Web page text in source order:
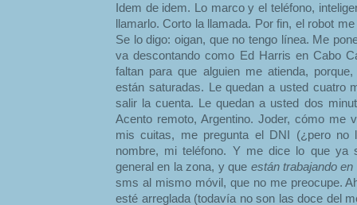
Idem de idem. Lo marco y el teléfono,
llamarlo. Corto la llamada. Por fin, el robot
Se lo digo: oigan, que no tengo línea. Me
va descontando como Ed Harris en Cabo
faltan para que alguien me atienda,
están saturadas. Le quedan a usted cuatro
salir la cuenta. Le quedan a usted dos
Acento remoto, Argentino. Joder, cómo me
mis cuitas, me pregunta el DNI (¿pero no
nombre, mi teléfono. Y me dice lo que ya
general en la zona, y que están trabajando en
sms al mismo móvil, que no me preocupe.
esté arreglada (todavía no son las doce del